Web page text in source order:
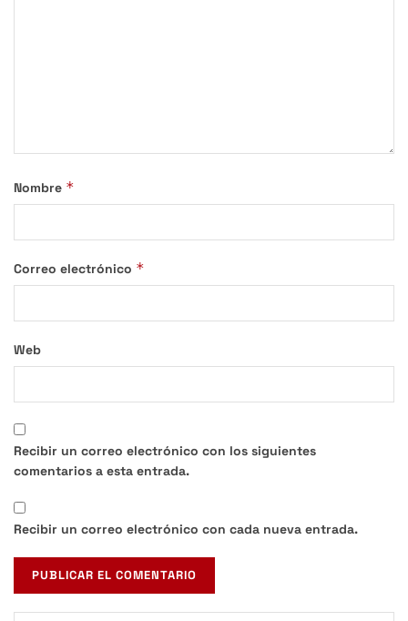
Nombre *
Correo electrónico *
Web
Recibir un correo electrónico con los siguientes
comentarios a esta entrada.
Recibir un correo electrónico con cada nueva entrada.